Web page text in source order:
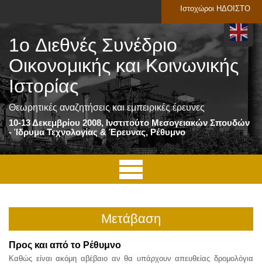
Ιστοχώροι ΗΔΟΙΣΤΟ
1o Διεθνές Συνέδριο
Οικονομικής και Κοινωνικής
Ιστορίας
Θεωρητικές αναζητήσεις και εμπειρικές έρευνες
10-13 Δεκεμβρίου 2008, Ινστιτούτο Μεσογειακών Σπουδών
- Ίδρυμα Τεχνολογίας & Έρευνας, Ρέθυμνο
Μετάβαση
Προς και από το Ρέθυμνο
Καθώς είναι ακόμη αβέβαιο αν θα υπάρχουν απευθείας δρομολόγια